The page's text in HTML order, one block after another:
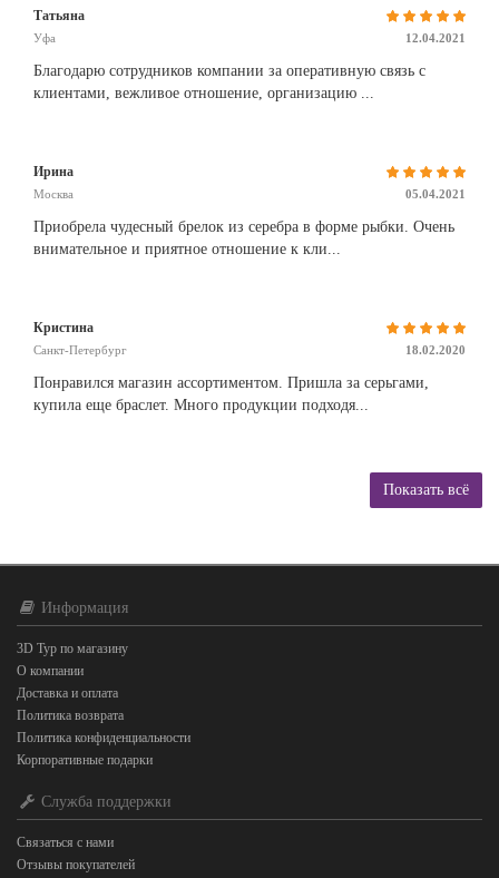
Татьяна
Уфа 12.04.2021
Благодарю сотрудников компании за оперативную связь с
клиентами, вежливое отношение, организацию ...
Ирина
Москва 05.04.2021
Приобрела чудесный брелок из серебра в форме рыбки. Очень
внимательное и приятное отношение к кли...
Кристина
Санкт-Петербург 18.02.2020
Понравился магазин ассортиментом. Пришла за серьгами,
купила еще браслет. Много продукции подходя...
Показать всё
Информация
3D Тур по магазину
О компании
Доставка и оплата
Политика возврата
Политика конфиденциальности
Корпоративные подарки
Служба поддержки
Связаться с нами
Отзывы покупателей